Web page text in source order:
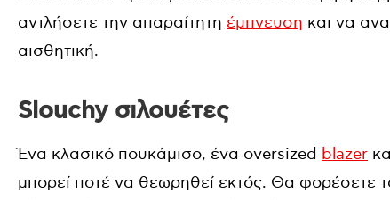
αντλήσετε την απαραίτητη έμπνευση και να
αισθητική.
Slouchy σιλουέτες
Ένα κλασικό πουκάμισο, ένα oversized blazer
μπορεί ποτέ να θεωρηθεί εκτός. Θα φορέσετε